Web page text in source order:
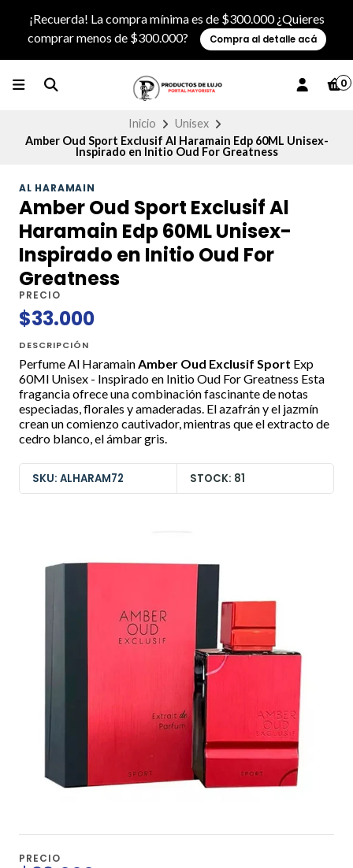
¡Recuerda! La compra mínima es de $300.000 ¿Quieres
comprar menos de $300.000?
Compra al detalle acá
0
Inicio
Unisex
Amber Oud Sport Exclusif Al Haramain Edp 60ML Unisex-
Inspirado en Initio Oud For Greatness
AL HARAMAIN
Amber Oud Sport Exclusif Al
Haramain Edp 60ML Unisex-
Inspirado en Initio Oud For
Greatness
PRECIO
$33.000
DESCRIPCIÓN
Perfume Al HaramainAmber Oud Exclusif Sport Exp
60Ml Unisex - Inspirado en Initio Oud For Greatness Esta
fragancia ofrece una combinación fascinante de notas
especiadas, florales y amaderadas. El azafrán y el jazmín
crean un comienzo cautivador, mientras que el extracto de
cedro blanco, el ámbar gris.
SKU: ALHARAM72 STOCK: 81
PRECIO